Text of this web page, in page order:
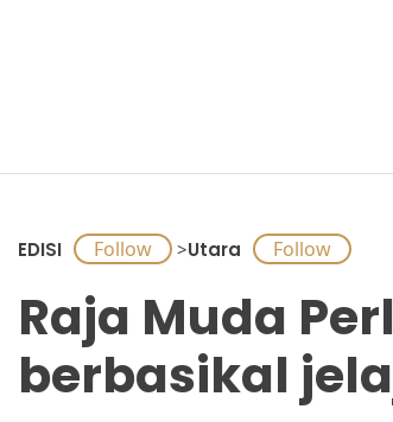
EDISI >Utara
Raja Muda
berbasikal